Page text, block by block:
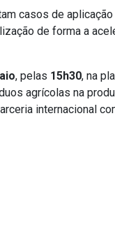
casos de
de forma a
, pelas 15h30, na
agrícolas na
internacional